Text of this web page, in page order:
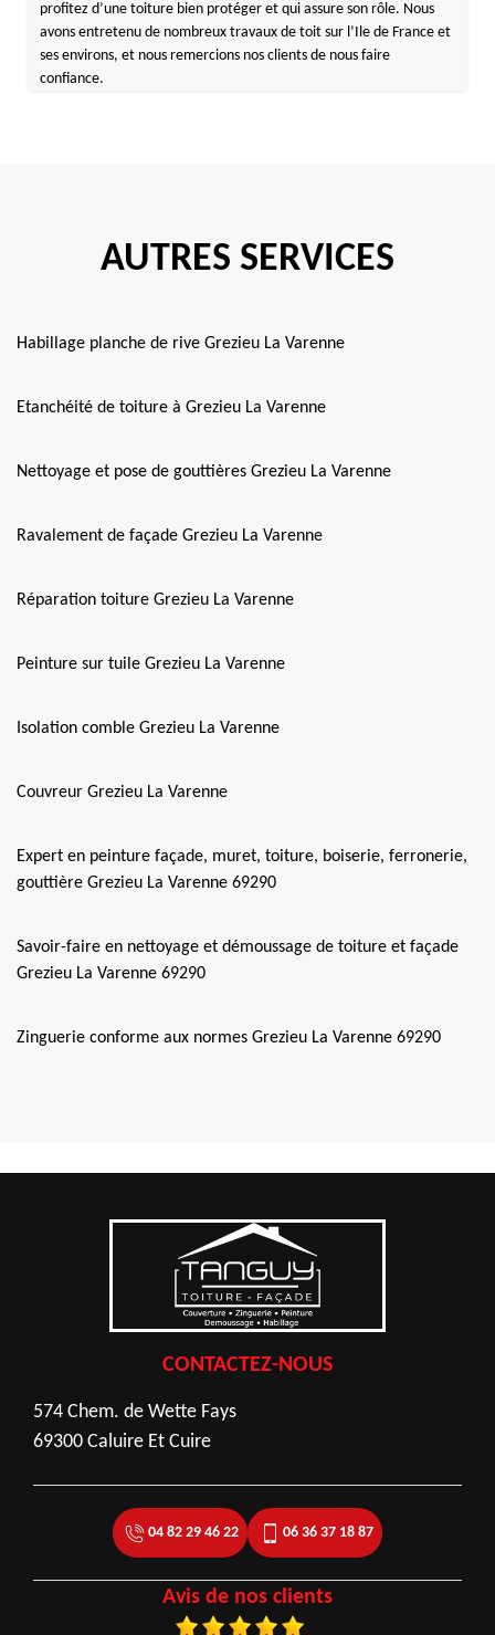
profitez d’une toiture bien protéger et qui assure son rôle. Nous
avons entretenu de nombreux travaux de toit sur l’Ile de France et
ses environs, et nous remercions nos clients de nous faire
confiance.
AUTRES SERVICES
Habillage planche de rive Grezieu La Varenne
Etanchéité de toiture à Grezieu La Varenne
Nettoyage et pose de gouttières Grezieu La Varenne
Ravalement de façade Grezieu La Varenne
Réparation toiture Grezieu La Varenne
Peinture sur tuile Grezieu La Varenne
Isolation comble Grezieu La Varenne
Couvreur Grezieu La Varenne
Expert en peinture façade, muret, toiture, boiserie, ferronerie,
gouttière Grezieu La Varenne 69290
Savoir-faire en nettoyage et démoussage de toiture et façade
Grezieu La Varenne 69290
Zinguerie conforme aux normes Grezieu La Varenne 69290
CONTACTEZ-NOUS
574 Chem. de Wette Fays
69300 Caluire Et Cuire
04 82 29 46 22 06 36 37 18 87
Avis de nos clients